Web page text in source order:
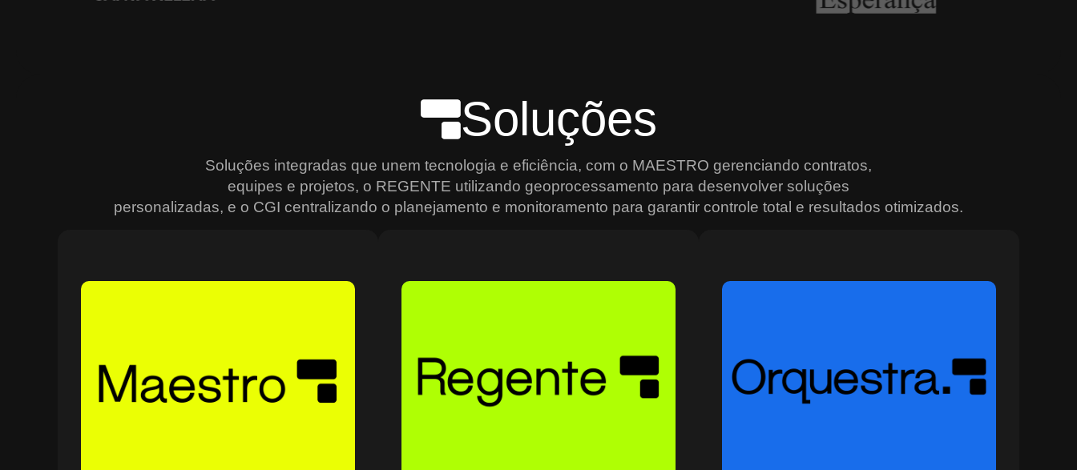
Soluções
Soluções integradas que unem tecnologia e eficiência, com o MAESTRO gerenciando contratos,
equipes e projetos, o REGENTE utilizando geoprocessamento para desenvolver soluções
personalizadas, e o CGI centralizando o planejamento e monitoramento para garantir controle total e resultados otimizados.
de forma integrada e eficiente. Ideal para empresas que
enfrentam dificuldades em centralizar informações e
acompanhar o progresso de atividades críticas, o
agilidade na análise e gestão de dados geoespaciais.
Usando geoprocessamento de alta precisão, ele permite
mapear, monitorar e planejar operações de forma
multiagência, ela conecta sistemas, sensores e equipes
em tempo real, promovendo decisões mais rápidas e
eficazes. Com recursos avançados de monitoramento,